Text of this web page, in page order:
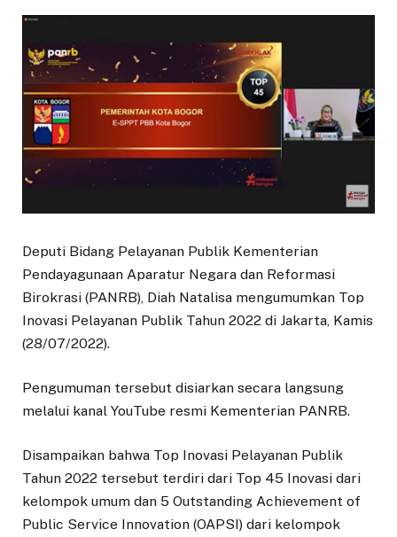
Deputi Bidang Pelayanan Publik Kementerian
Pendayagunaan Aparatur Negara dan Reformasi
Birokrasi (PANRB), Diah Natalisa mengumumkan Top
Inovasi Pelayanan Publik Tahun 2022 di Jakarta, Kamis
(28/07/2022).
Pengumuman tersebut disiarkan secara langsung
melalui kanal YouTube resmi Kementerian PANRB.
Disampaikan bahwa Top Inovasi Pelayanan Publik
Tahun 2022 tersebut terdiri dari Top 45 Inovasi dari
kelompok umum dan 5 Outstanding Achievement of
Public Service Innovation (OAPSI) dari kelompok